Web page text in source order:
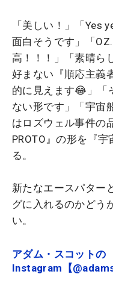
「美しい！」「Yes
面白そうです」「
高！！！」「素晴ら
好まない『順応主義
的に見えます😂」「
ない形です」「宇宙
はロズウェル事件の
PROTO』の形を『
る。
新たなエースパター
グに入れるのかどう
い。
アダム・スコットの
Instagram【